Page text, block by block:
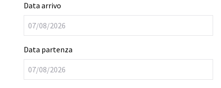
Data arrivo
Data partenza